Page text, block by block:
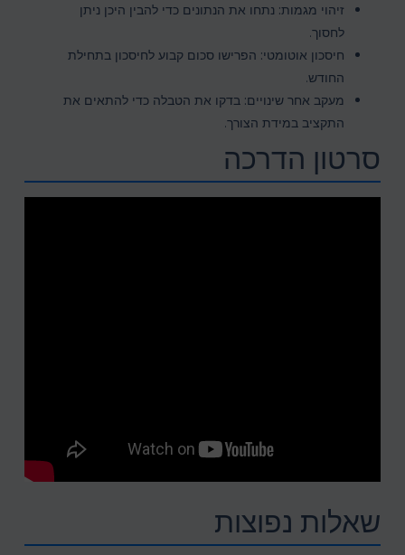
זיהוי מגמות: נתחו את הנתונים כדי להבין היכן ניתן
לחסוך.
חיסכון אוטומטי: הפרישו סכום קבוע לחיסכון בתחילת
החודש.
מעקב אחר שינויים: בדקו את הטבלה כדי להתאים את
התקציב במידת הצורך.
סרטון הדרכה
שאלות נפוצות